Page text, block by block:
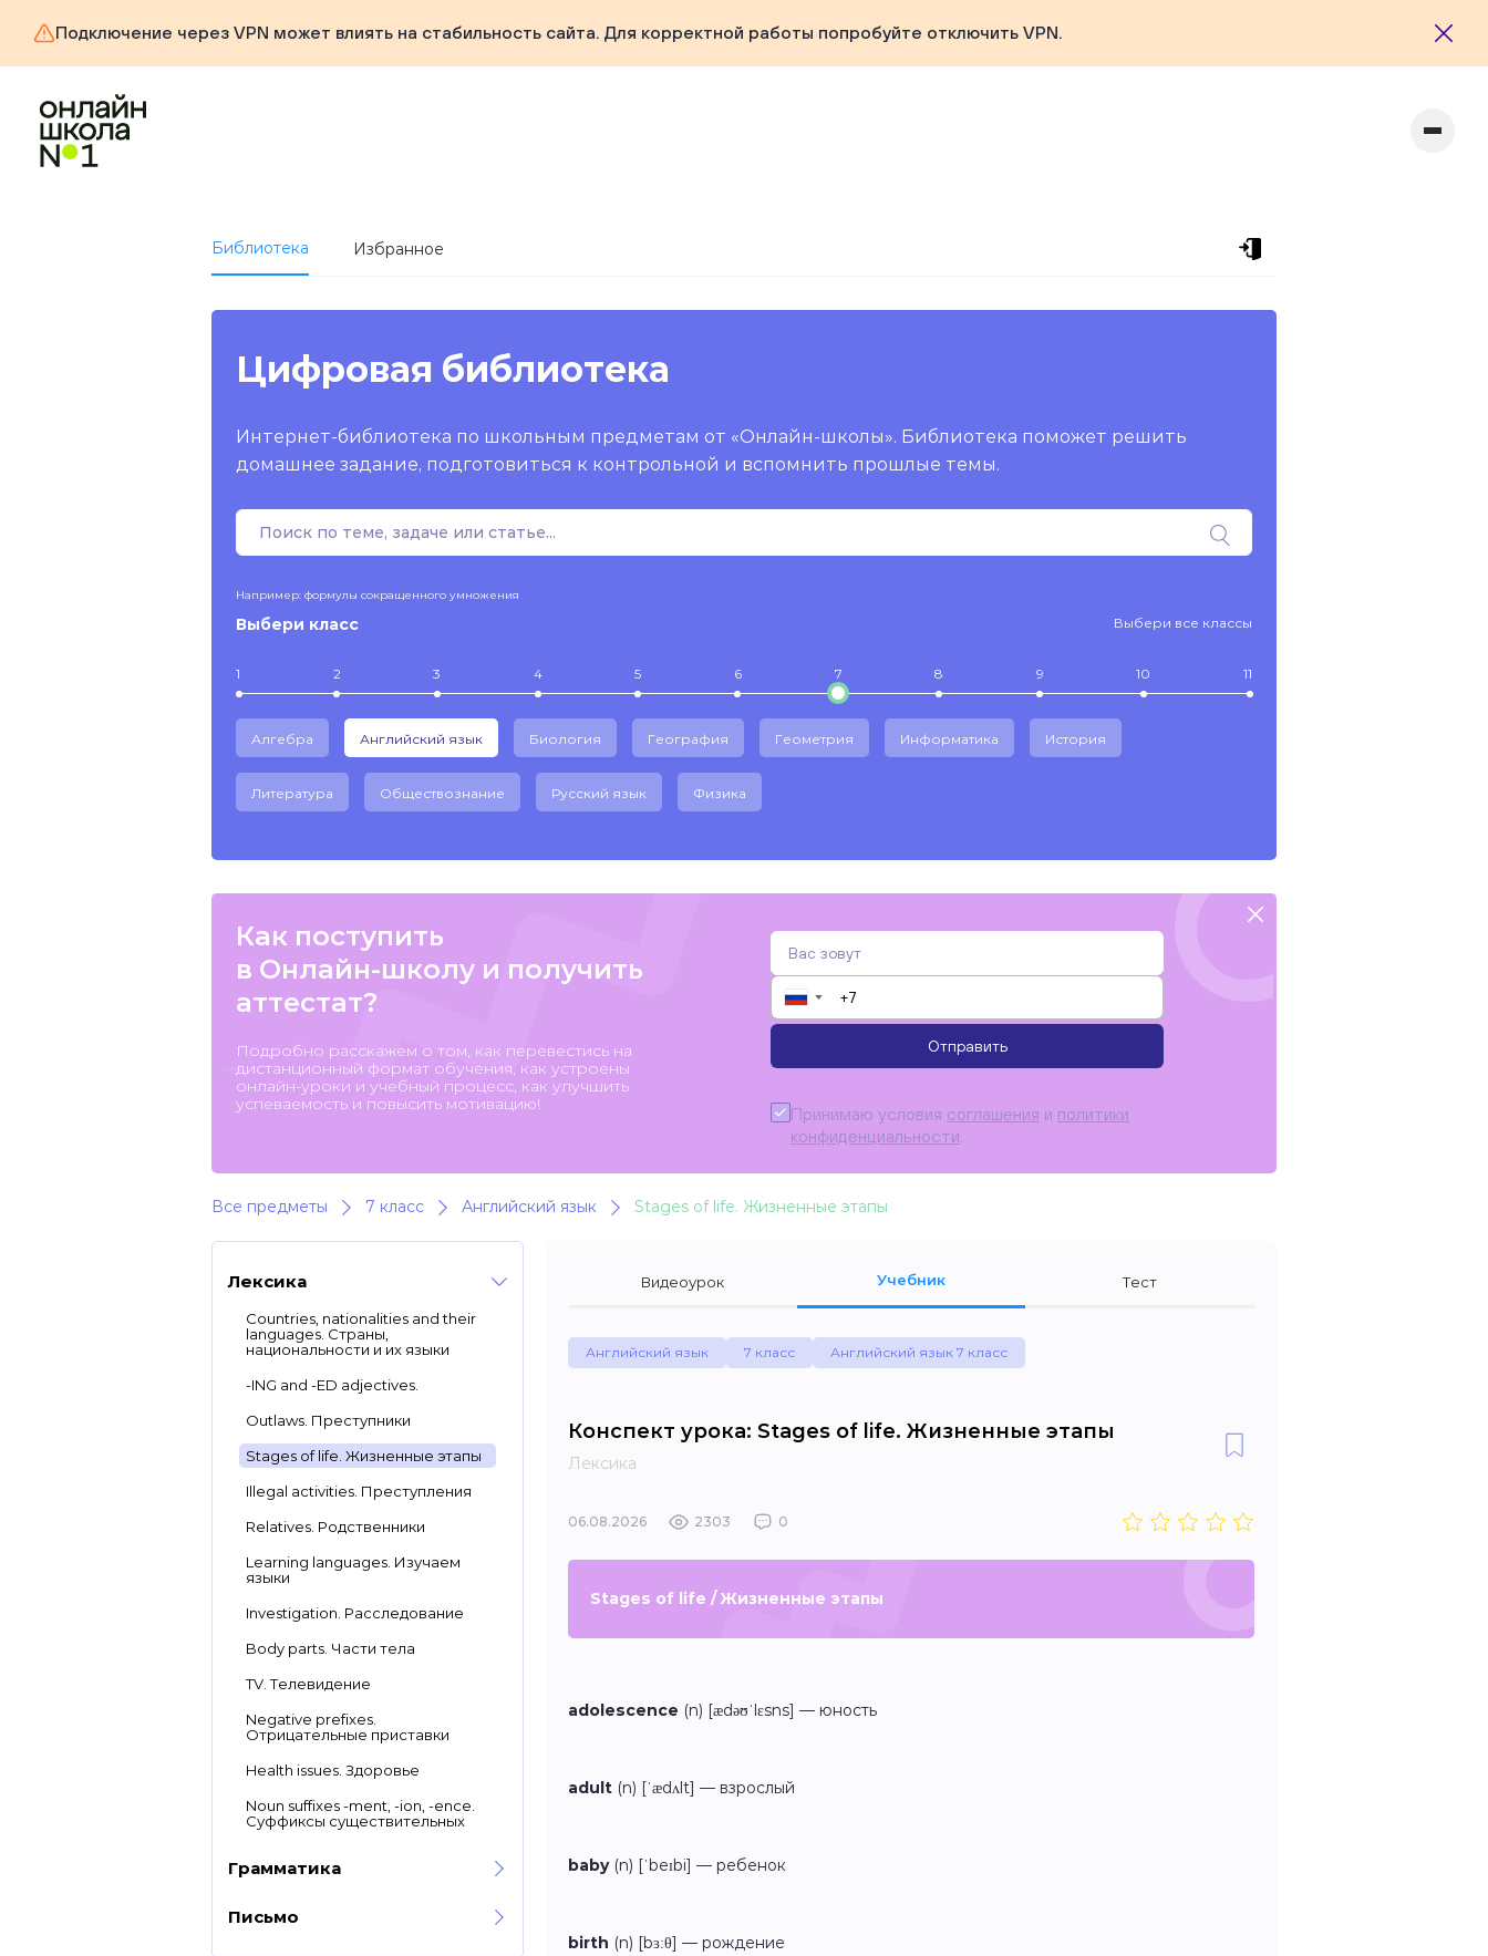
Подключение через VPN может влиять на стабильность сайта. Для корректной работы попробуйте отключить VPN.
Библиотека Избранное
Цифровая библиотека
Интернет-библиотека по школьным предметам от «Онлайн-школы». Библиотека поможет решить
домашнее задание, подготовиться к контрольной и вспомнить прошлые темы.
Например: формулы сокращенного умножения
Выбери класс Выбери все классы
1 2 3 4 5 6 7 8 9 10 11
Алгебра Английский язык Биология География Геометрия Информатика История
Литература Обществознание Русский язык Физика
Как поступить
в Онлайн-школу и получить
аттестат?
Подробно расскажем о том, как перевестись на
дистанционный формат обучения, как устроены
онлайн-уроки и учебный процесс, как улучшить
успеваемость и повысить мотивацию!
▼
Отправить
Принимаю условия соглашения и политики
конфиденциальности
Все предметы 7 класс Английский язык Stages of life. Жизненные этапы
Лексика
Countries, nationalities and their
languages. Страны,
национальности и их языки
-ING and -ED adjectives.
Outlaws. Преступники
Stages of life. Жизненные этапы
Illegal activities. Преступления
Relatives. Родственники
Learning languages. Изучаем
языки
Investigation. Расследование
Body parts. Части тела
TV. Телевидение
Negative prefixes.
Отрицательные приставки
Health issues. Здоровье
Nоun suffixes -mеnt, -iоn, -еnсе.
Суффиксы существительных
Грамматика
Письмо
Видеоурок Учебник Тест
Английский язык 7 класс Английский язык 7 класс
Конспект урока: Stages of life. Жизненные этапы
Лексика
06.08.2026 2303 0
Stages of life / Жизненные этапы
adolescence (n) [ædəʊˈlɛsns] — юность
adult (n) [ˈædʌlt] — взрослый
baby (n) [ˈbeɪbi] — ребенок
birth (n) [bɜːθ] — рождение